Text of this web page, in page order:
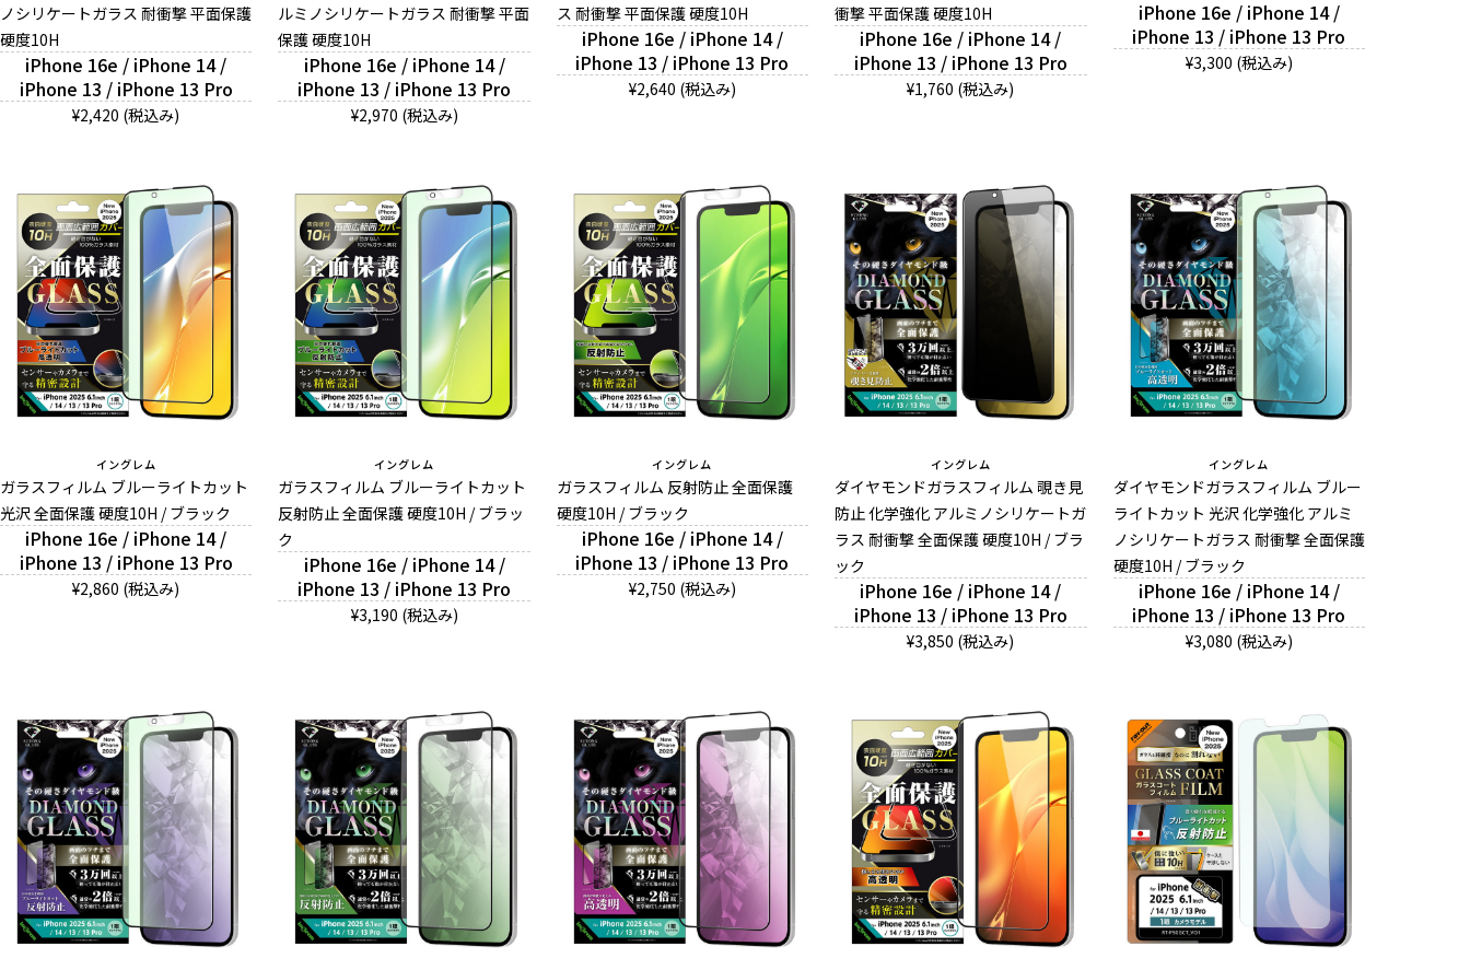
ノシリケートガラス 耐衝撃 平面保護
硬度10H
iPhone 16e / iPhone 14 /
iPhone 13 / iPhone 13 Pro
¥2,420 (税込み)
ルミノシリケートガラス 耐衝撃 平面
保護 硬度10H
iPhone 16e / iPhone 14 /
iPhone 13 / iPhone 13 Pro
¥2,970 (税込み)
ス 耐衝撃 平面保護 硬度10H
iPhone 16e / iPhone 14 /
iPhone 13 / iPhone 13 Pro
¥2,640 (税込み)
衝撃 平面保護 硬度10H
iPhone 16e / iPhone 14 /
iPhone 13 / iPhone 13 Pro
¥1,760 (税込み)
iPhone 16e / iPhone 14 /
iPhone 13 / iPhone 13 Pro
¥3,300 (税込み)
イングレム
ガラスフィルム ブルーライトカット
光沢 全面保護 硬度10H / ブラック
iPhone 16e / iPhone 14 /
iPhone 13 / iPhone 13 Pro
¥2,860 (税込み)
イングレム
ガラスフィルム ブルーライトカット
反射防止 全面保護 硬度10H / ブラッ
ク
iPhone 16e / iPhone 14 /
iPhone 13 / iPhone 13 Pro
¥3,190 (税込み)
イングレム
ガラスフィルム 反射防止 全面保護
硬度10H / ブラック
iPhone 16e / iPhone 14 /
iPhone 13 / iPhone 13 Pro
¥2,750 (税込み)
イングレム
ダイヤモンドガラスフィルム 覗き見
防止 化学強化 アルミノシリケートガ
ラス 耐衝撃 全面保護 硬度10H / ブラ
ック
iPhone 16e / iPhone 14 /
iPhone 13 / iPhone 13 Pro
¥3,850 (税込み)
イングレム
ダイヤモンドガラスフィルム ブルー
ライトカット 光沢 化学強化 アルミ
ノシリケートガラス 耐衝撃 全面保護
硬度10H / ブラック
iPhone 16e / iPhone 14 /
iPhone 13 / iPhone 13 Pro
¥3,080 (税込み)